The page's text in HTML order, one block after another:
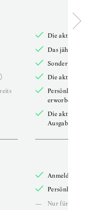
Die aktuelle
Das jährliche
Die aktuelle
Persönliches
erworbenen
Die aktuelle
Ausgabe
Anmelden
Persönliche
—
Nur für